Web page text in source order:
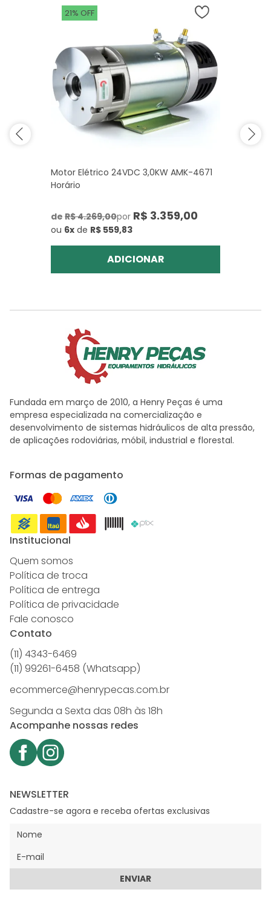
21% OFF
Motor Elétrico 24VDC 3,0KW AMK-4671
Horário
de R$ 4.269,00por R$ 3.359,00
ou 6x de R$ 559,83
ADICIONAR
Fundada em março de 2010, a Henry Peças é uma
empresa especializada na comercialização e
desenvolvimento de sistemas hidráulicos de alta pressão,
de aplicações rodoviárias, móbil, industrial e florestal.
Formas de pagamento
Institucional
Quem somos
Política de troca
Política de entrega
Política de privacidade
Fale conosco
Contato
(11) 4343-6469
(11) 99261-6458 (Whatsapp)
ecommerce@henrypecas.com.br
Segunda a Sexta das 08h às 18h
Acompanhe nossas redes
NEWSLETTER
Cadastre-se agora e receba ofertas exclusivas
ENVIAR